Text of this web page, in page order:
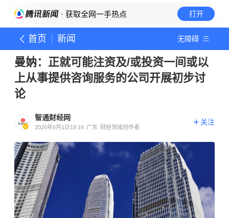
· 获取全网一手热点 打开
首页 新闻 无障碍
曼妠：正就可能注资及/或投资一间或以
上从事提供咨询服务的公司开展初步讨
论
智通财经网
2026年6月1日19:16 广东 财经领域创作者
关注